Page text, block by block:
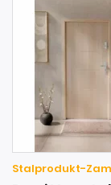
Stalprodukt-